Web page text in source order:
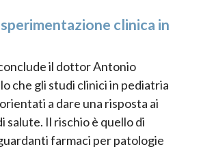
clinica in
il dottor Antonio
che gli studi clinici in pediatria
a dare una risposta ai
salute. Il rischio è quello di
farmaci per patologie